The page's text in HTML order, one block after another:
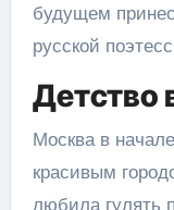
будущем
русской
Детство
Москва в
красивым
любила гулять